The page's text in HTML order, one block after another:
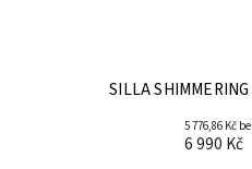
SILLA
5 776,86 Kč
6 990 Kč